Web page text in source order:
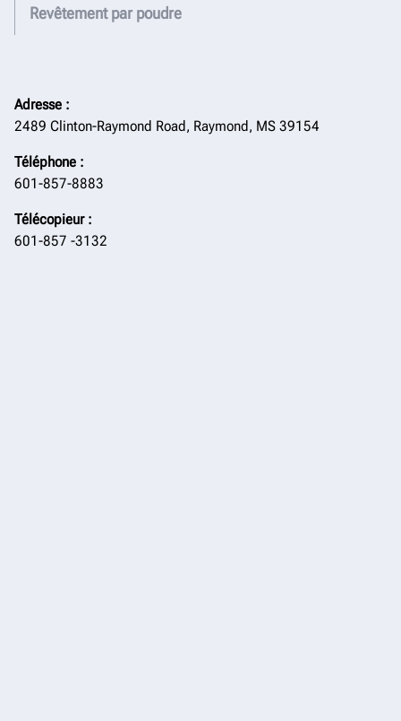
Revêtement par poudre
Adresse :
2489 Clinton-Raymond Road, Raymond, MS 39154
Téléphone :
601-857-8883
Télécopieur :
601-857 -3132